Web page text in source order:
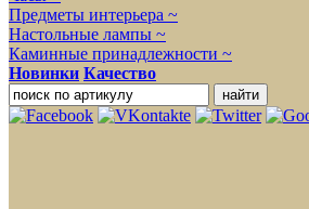
Предметы интерьера ~
Настольные лампы ~
Каминные принадлежности ~
Новинки Качество